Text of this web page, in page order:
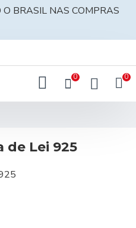
BRASIL NAS COMPRAS
0 0
de Lei 925